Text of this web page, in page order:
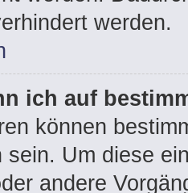
werden.
ich auf
können
sein. Um diese
andere